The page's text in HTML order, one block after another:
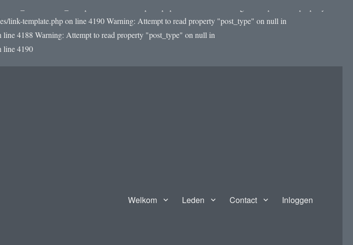
link-template.php on line 4190Warning: Attempt to read property "post_type" on null in
4188 Warning: Attempt to read property "post_type" on null in
line 4190
Welkom Leden Contact Inloggen